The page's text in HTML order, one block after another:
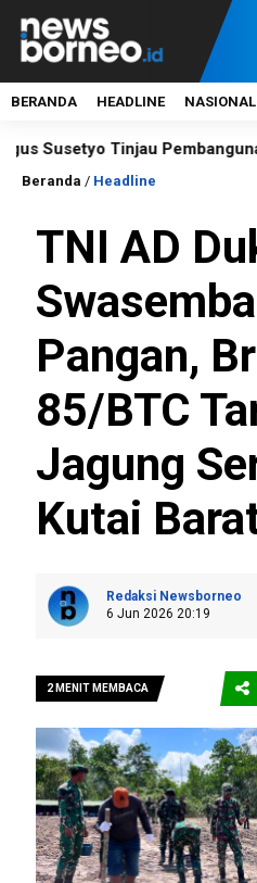
BERANDA HEADLINE NASIONAL
Tinjau Pembangunan
Beranda / Headline
TNI AD
Pangan,
85/BTC
Jagung
Kutai
Redaksi Newsborneo
6 Jun 2026 20:19
2 MENIT MEMBACA